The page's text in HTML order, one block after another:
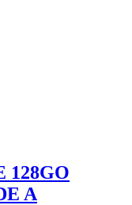
128GO
A